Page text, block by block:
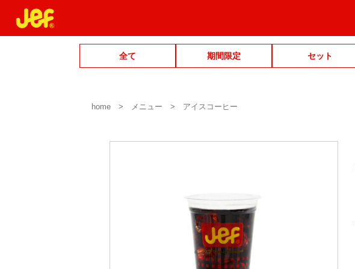
全て 期間限定 セット
home メニュー アイスコーヒー